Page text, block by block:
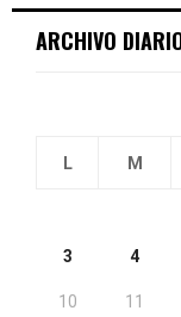
ARCHIVO
L M
3 4
10 11